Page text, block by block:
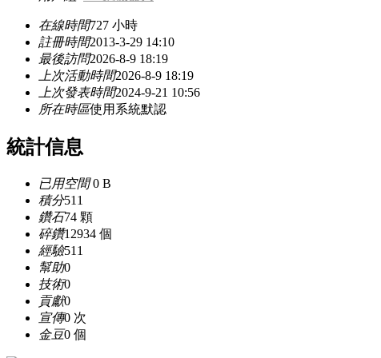
在線時間727 小時
註冊時間2013-3-29 14:10
最後訪問2026-8-9 18:19
上次活動時間2026-8-9 18:19
上次發表時間2024-9-21 10:56
所在時區使用系統默認
統計信息
已用空間0 B
積分511
鑽石74 顆
碎鑽12934 個
經驗511
幫助0
技術0
貢獻0
宣傳0 次
金豆0 個